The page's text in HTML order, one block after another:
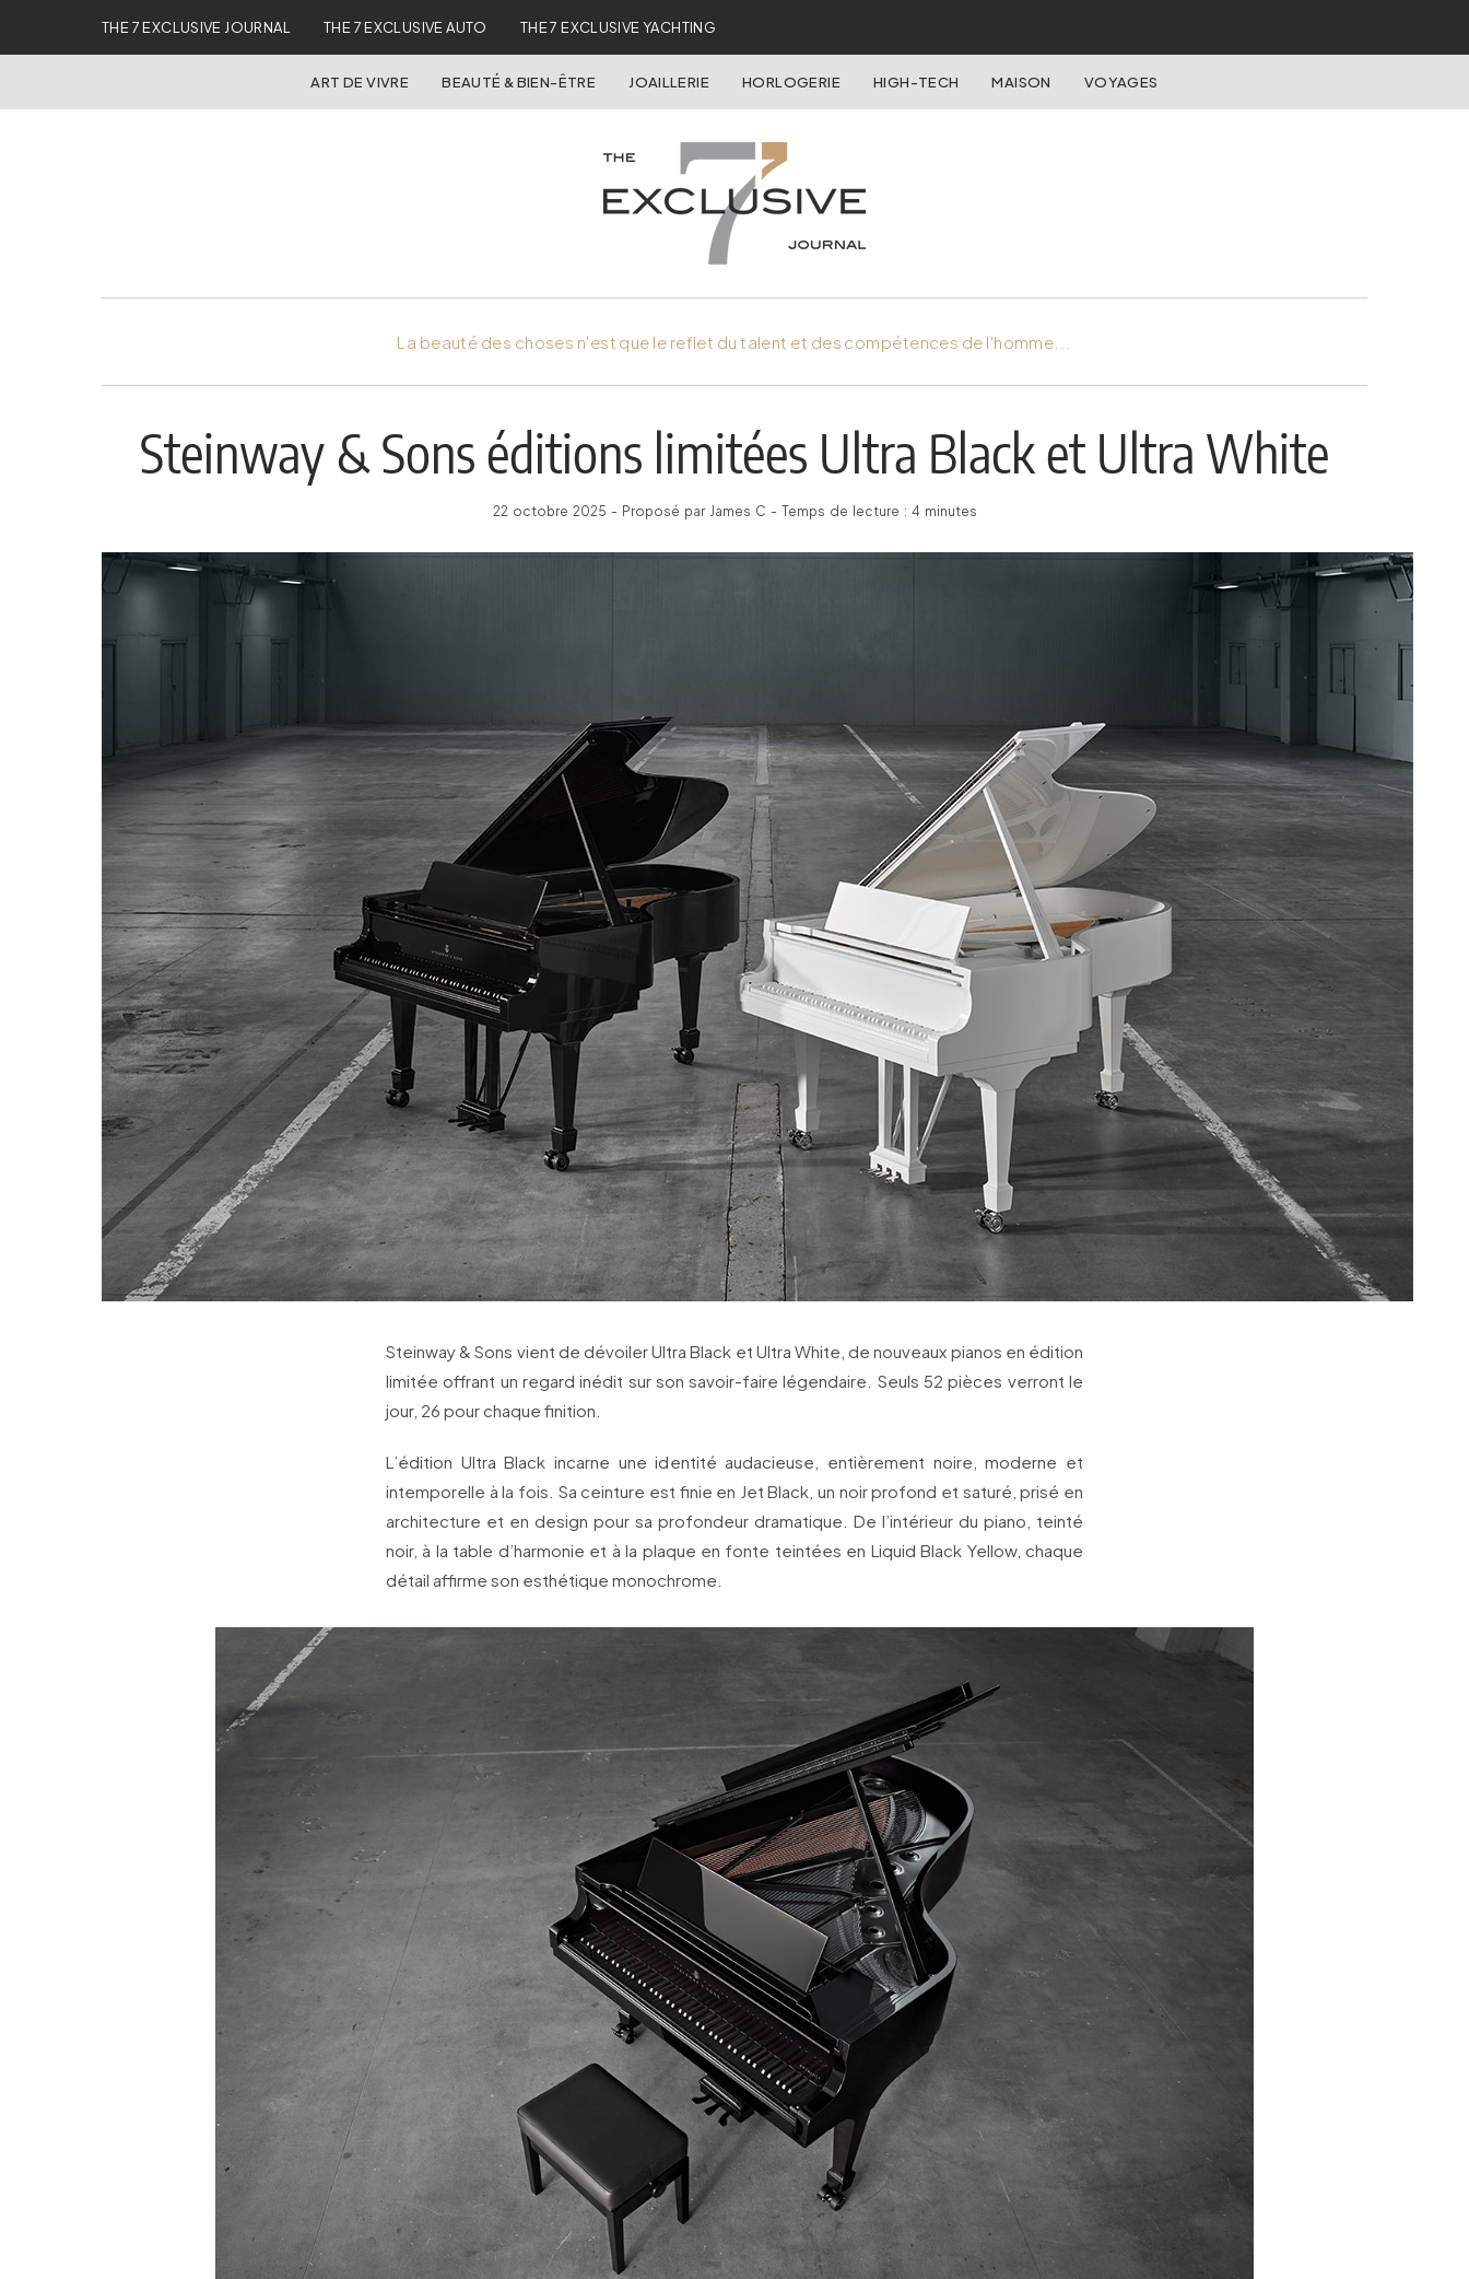
THE 7 EXCLUSIVE JOURNAL THE 7 EXCLUSIVE AUTO THE 7 EXCLUSIVE YACHTING
ART DE VIVRE BEAUTÉ & BIEN-ÊTRE JOAILLERIE HORLOGERIE HIGH-TECH MAISON VOYAGES
La beauté des choses n'est que le reflet du talent et des compétences de l'homme...
Steinway & Sons éditions limitées Ultra Black et Ultra White
22 octobre 2025 - Proposé par James C - Temps de lecture : 4 minutes
Steinway & Sons vient de dévoiler Ultra Black et Ultra White, de nouveaux pianos en édition
limitée offrant un regard inédit sur son savoir-faire légendaire. Seuls 52 pièces verront le
jour, 26 pour chaque finition.
L’édition Ultra Black incarne une identité audacieuse, entièrement noire, moderne et
intemporelle à la fois. Sa ceinture est finie en Jet Black, un noir profond et saturé, prisé en
architecture et en design pour sa profondeur dramatique. De l’intérieur du piano, teinté
noir, à la table d’harmonie et à la plaque en fonte teintées en Liquid Black Yellow, chaque
détail affirme son esthétique monochrome.